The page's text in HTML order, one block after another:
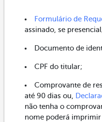
Formulário de
assinado, se
Documento de
CPF do titular;
Comprovante de
até 90 dias ou,
não tenha o
nome poderá